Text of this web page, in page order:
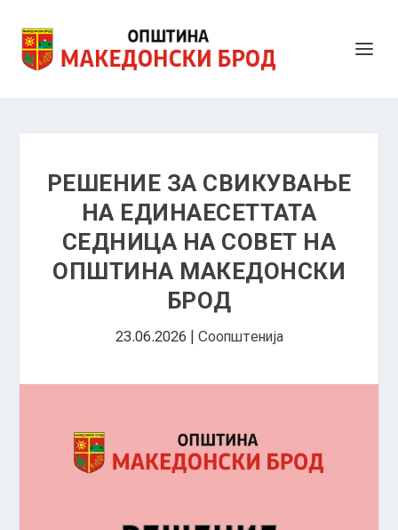
РЕШЕНИЕ ЗА СВИКУВАЊЕ
НА ЕДИНАЕСЕТТАТА
СЕДНИЦА НА СОВЕТ НА
ОПШТИНА МАКЕДОНСКИ
БРОД
23.06.2026 Соопштенија